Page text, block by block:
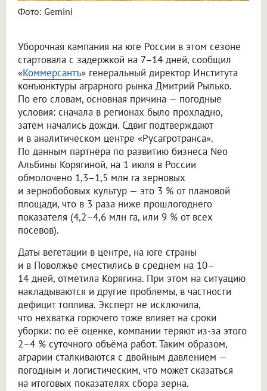
Фото: Gemini
Уборочная кампания на юге России в этом сезоне
стартовала с задержкой на 7–14 дней, сообщил
«Коммерсантъ» генеральный директор Института
конъюнктуры аграрного рынка Дмитрий Рылько.
По его словам, основная причина — погодные
условия: сначала в регионах было прохладно,
затем начались дожди. Сдвиг подтверждают
и в аналитическом центре «Русагротранса».
По данным партнёра по развитию бизнеса Neo
Альбины Корягиной, на 1 июля в России
обмолочено 1,3–1,5 млн га зерновых
и зернобобовых культур — это 3 % от плановой
площади, что в 3 раза ниже прошлогоднего
показателя (4,2–4,6 млн га, или 9 % от всех
посевов).
Даты вегетации в центре, на юге страны
и в Поволжье сместились в среднем на 10–
14 дней, отметила Корягина. При этом на ситуацию
накладываются и другие проблемы, в частности
дефицит топлива. Эксперт не исключила,
что нехватка горючего тоже влияет на сроки
уборки: по её оценке, компании теряют из-за этого
2–4 % суточного объёма работ. Таким образом,
аграрии сталкиваются с двойным давлением —
погодным и логистическим, что может сказаться
на итоговых показателях сбора зерна.